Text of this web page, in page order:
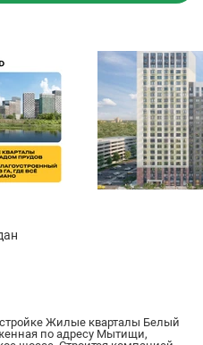
Жилые кварталы Белый
по адресу Мытищи,